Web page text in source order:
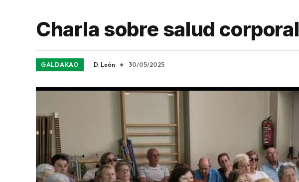
Charla sobre salud corporal
GALDAKAO D. León 30/05/2025